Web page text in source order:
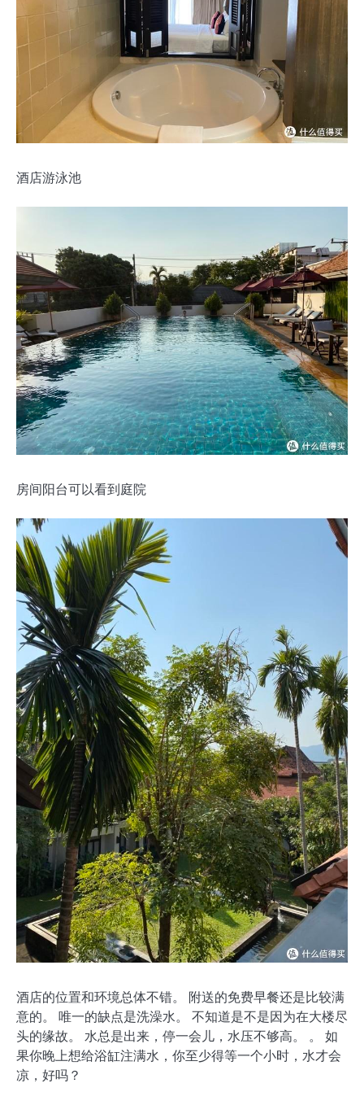
酒店游泳池
房间阳台可以看到庭院
酒店的位置和环境总体不错。 附送的免费早餐还是比较满
意的。 唯一的缺点是洗澡水。 不知道是不是因为在大楼尽
头的缘故。 水总是出来，停一会儿，水压不够高。 。 如
果你晚上想给浴缸注满水，你至少得等一个小时，水才会
凉，好吗？